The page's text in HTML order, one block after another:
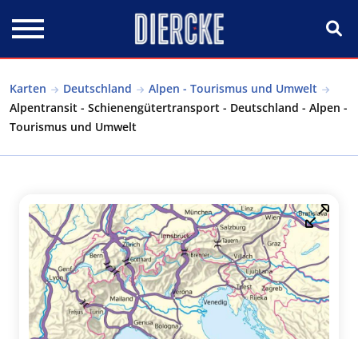
Karten Deutschland
Alpen - Tourismus und Umwelt
Alpentransit - Schienengütertransport - Deutschland - Alpen -
Tourismus und Umwelt